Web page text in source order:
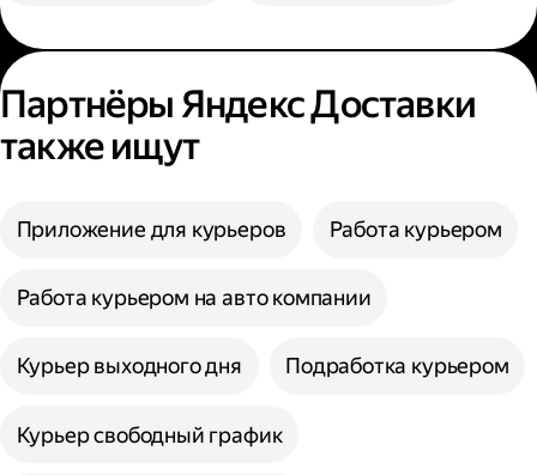
Партнёры Яндекс Доставки
также ищут
Приложение для курьеров Работа курьером
Работа курьером на авто компании
Курьер выходного дня Подработка курьером
Курьер свободный график